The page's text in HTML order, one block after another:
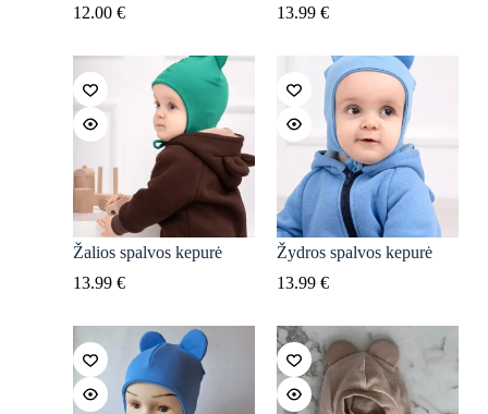
12.00 €
13.99 €
Žalios spalvos kepurė
13.99 €
Žydros spalvos kepurė
13.99 €